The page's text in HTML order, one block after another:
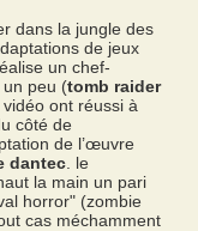
dans la jungle des
de jeux
un chef-
peu (tomb raider
ont réussi à
côté de
de l’œuvre
dantec . le
la main un pari
horror" (zombie
cas méchamment